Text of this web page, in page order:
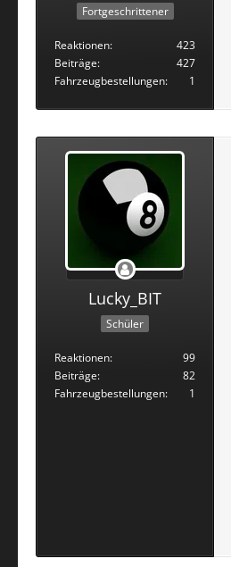
Fortgeschrittener
Reaktionen
423
Beiträge
427
Fahrzeugbestellungen
1
Lucky_BIT
Schüler
Reaktionen
99
Beiträge
82
Fahrzeugbestellungen
1